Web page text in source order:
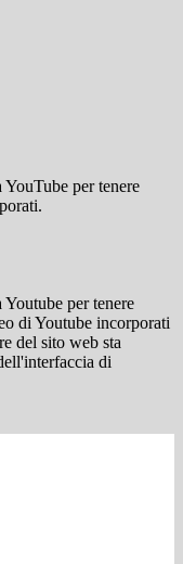
per tenere
per tenere
di Youtube incorporati
del sito web sta
di